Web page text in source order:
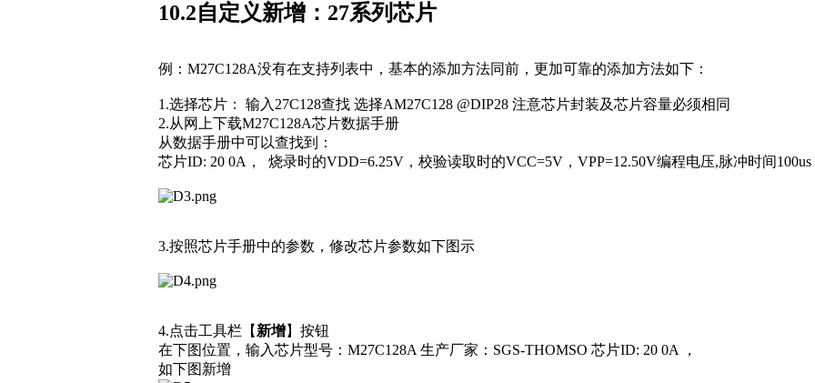
10.2自定义新增：27系列芯片
例：M27C128A没有在支持列表中，基本的添加方法同前，更加可靠的添加方法如下：
1.选择芯片： 输入27C128查找 选择AM27C128 @DIP28 注意芯片封装及芯片容量必须相同
2.从网上下载M27C128A芯片数据手册
从数据手册中可以查找到：
芯片ID: 20 0A， 烧录时的VDD=6.25V，校验读取时的VCC=5V，VPP=12.50V编程电压,脉冲时间100us
3.按照芯片手册中的参数，修改芯片参数如下图示
4.点击工具栏【 新增】按钮
在下图位置，输入芯片型号：M27C128A 生产厂家：SGS-THOMSO 芯片ID: 20 0A ，
如下图新增